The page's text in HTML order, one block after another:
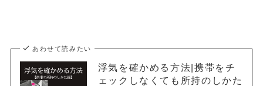
あわせて読みたい
浮気を確かめる方法|携帯をチ
ェックしなくても所持のしかた